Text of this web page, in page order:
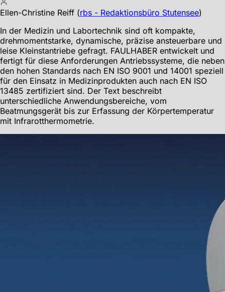
Ellen-Christine Reiff (rbs - Redaktionsbüro Stutensee)
In der Medizin und Labortechnik sind oft kompakte,
drehmomentstarke, dynamische, präzise ansteuerbare und
leise Kleinstantriebe gefragt. FAULHABER entwickelt und
fertigt für diese Anforderungen Antriebssysteme, die neben
den hohen Standards nach EN ISO 9001 und 14001 speziell
für den Einsatz in Medizinprodukten auch nach EN ISO
13485 zertifiziert sind. Der Text beschreibt
unterschiedliche Anwendungsbereiche, vom
Beatmungsgerät bis zur Erfassung der Körpertemperatur
mit Infrarotthermometrie.